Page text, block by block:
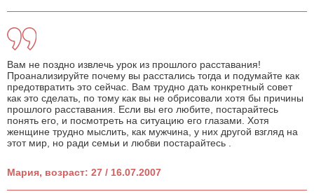
Вам не поздно извлечь урок из прошлого расставания!
Проанализируйте почему вы расстались тогда и подумайте как
предотвратить это сейчас. Вам трудно дать конкретный совет
как это сделать, по тому как вы не обрисовали хотя бы причины
прошлого расставания. Если вы его любите, постарайтесь
понять его, и посмотреть на ситуацию его глазами. Хотя
женщине трудно мыслить, как мужчина, у них другой взгляд на
этот мир, но ради семьи и любви постарайтесь .
Мария, возраст: 27 / 16.07.2007